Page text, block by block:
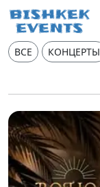
ВСЕ КОНЦЕРТЫ